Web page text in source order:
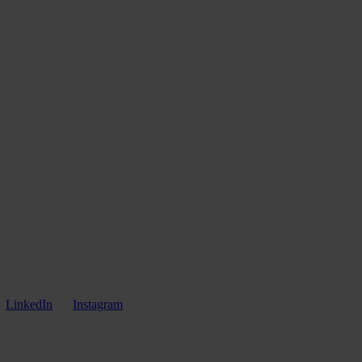
LinkedIn Instagram